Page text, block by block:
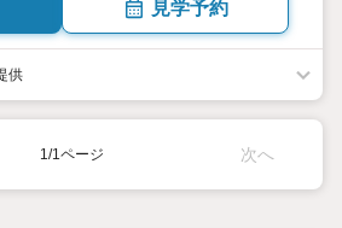
見学予約
供
1/1ページ 次へ